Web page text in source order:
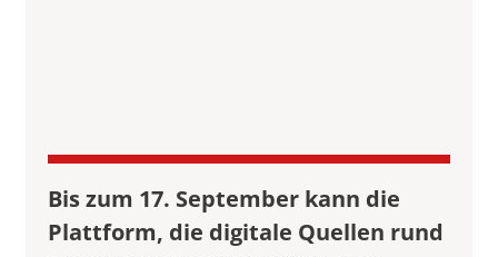
Bis zum 17. September kann die
Platt­form, die digitale Quellen rund